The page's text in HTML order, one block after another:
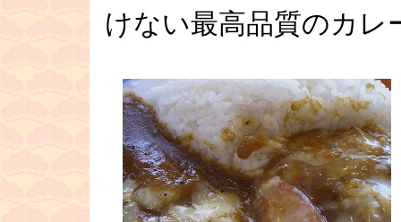
けない最高品質のカレ